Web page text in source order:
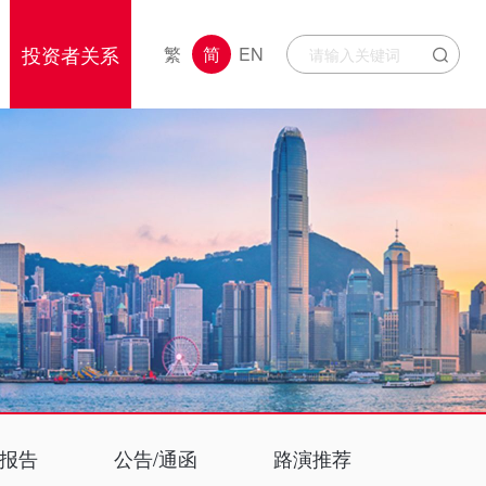
繁 简 EN
投资者关系
告 公告/通函 路演推荐